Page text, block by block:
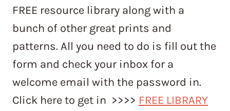
FREE resource library along with a
bunch of other great prints and
patterns. All you need to do is fill out the
form and check your inbox for a
welcome email with the password in.
Click here to get in >>>> FREE LIBRARY